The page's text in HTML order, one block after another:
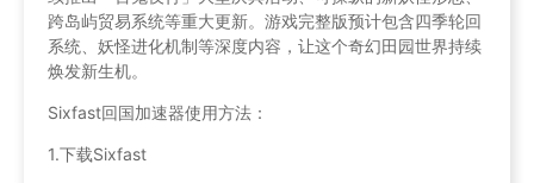
跨岛屿贸易系统等重大更新。游戏完整版预计包含四季轮回
系统、妖怪进化机制等深度内容，让这个奇幻田园世界持续
焕发新生机。
Sixfast回国加速器使用方法：
1.下载Sixfast